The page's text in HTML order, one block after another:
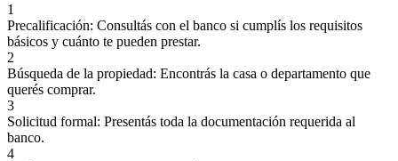
1
Precalificación: Consultás con el banco si cumplís los requisitos
básicos y cuánto te pueden prestar.
2
Búsqueda de la propiedad: Encontrás la casa o departamento que
querés comprar.
3
Solicitud formal: Presentás toda la documentación requerida al
banco.
4